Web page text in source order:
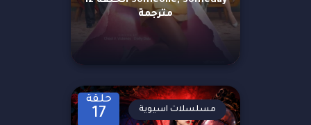
مترجمة
حلقة
17 مسلسلات اسيوية